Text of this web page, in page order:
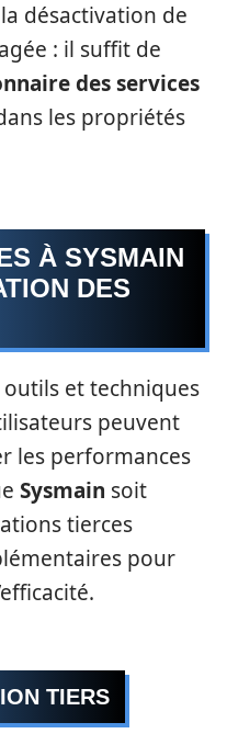
désactivation de
: il suffit de
des services
les propriétés
À SYSMAIN
DES
et techniques
peuvent
les performances
Sysmain soit
tierces
pour
TIERS